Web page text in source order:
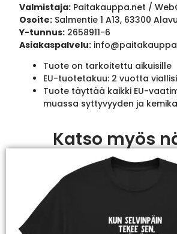
Valmistaja: Paitakauppa.net /
Osoite: Salmentie 1 A13, 63300
Y-tunnus: 2658911-6
Asiakaspalvelu:
Tuote on tarkoitettu aikuisille
EU-tuotetakuu: 2 vuotta
Tuote täyttää kaikki EU-
muassa syttyvyyden ja
Katso myös